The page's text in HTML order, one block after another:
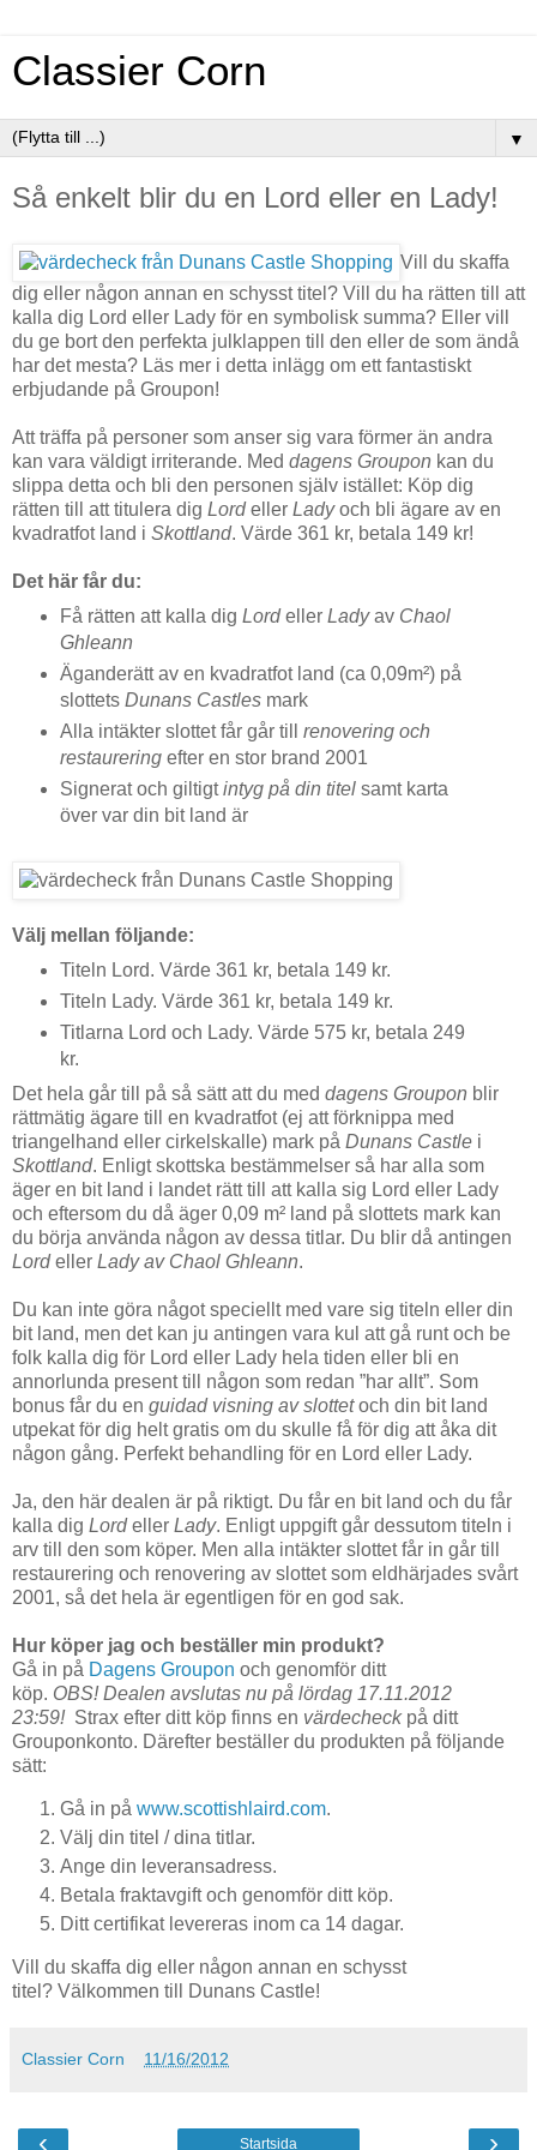
Classier Corn
▼
Så enkelt blir du en Lord eller en Lady!
Vill du skaffa
dig eller någon annan en schysst titel? Vill du ha rätten till att
kalla dig Lord eller Lady för en symbolisk summa? Eller vill
du ge bort den perfekta julklappen till den eller de som ändå
har det mesta? Läs mer i detta inlägg om ett fantastiskt
erbjudande på Groupon!
Att träffa på personer som anser sig vara förmer än andra
kan vara väldigt irriterande. Med dagens Groupon kan du
slippa detta och bli den personen själv istället: Köp dig
rätten till att titulera dig Lordeller Ladyoch bli ägare av en
kvadratfot land i Skottland. Värde 361 kr, betala 149 kr!
Det här får du:
Få rätten att kalla dig Lordeller Ladyav Chaol
Ghleann
Äganderätt av en kvadratfot land (ca 0,09m²) på
slottets Dunans Castlesmark
Alla intäkter slottet får går till renovering och
restaureringefter en stor brand 2001
Signerat och giltigtintyg på din titelsamt karta
över var din bit land är
Välj mellan följande:
Titeln Lord. Värde 361 kr, betala 149 kr.
Titeln Lady. Värde 361 kr, betala 149 kr.
Titlarna Lord och Lady. Värde 575 kr, betala 249
kr.
Det hela går till på så sätt att du med dagens Groupon blir
rättmätig ägare till en kvadratfot (ej att förknippa med
triangelhand eller cirkelskalle) mark på Dunans Castle i
Skottland. Enligt skottska bestämmelser så har alla som
äger en bit land i landet rätt till att kalla sig Lord eller Lady
och eftersom du då äger 0,09 m² land på slottets mark kan
du börja använda någon av dessa titlar. Du blir då antingen
Lordeller Lady av Chaol Ghleann.
Du kan inte göra något speciellt med vare sig titeln eller din
bit land, men det kan ju antingen vara kul att gå runt och be
folk kalla dig för Lord eller Lady hela tiden eller bli en
annorlunda present till någon som redan ”har allt”. Som
bonus får du en guidad visning av slottetoch din bit land
utpekat för dig helt gratis om du skulle få för dig att åka dit
någon gång. Perfekt behandling för en Lord eller Lady.
Ja, den här dealen är på riktigt. Du får en bit land och du får
kalla dig Lordeller Lady. Enligt uppgift går dessutom titeln i
arv till den som köper. Men alla intäkter slottet får in går till
restaurering och renovering av slottet som eldhärjades svårt
2001, så det hela är egentligen för en god sak.
Hur köper jag och beställer min produkt?
Gå in på Dagens Groupon och genomför ditt
köp. OBS! Dealen avslutas nu på lördag 17.11.2012
23:59!Strax efter ditt köp finns en värdecheckpå ditt
Grouponkonto. Därefter beställer du produkten på följande
sätt:
Gå in på www.scottishlaird.com.
Välj din titel / dina titlar.
Ange din leveransadress.
Betala fraktavgift och genomför ditt köp.
Ditt certifikat levereras inom ca 14 dagar.
Vill du skaffa dig eller någon annan en schysst
titel? Välkommen till Dunans Castle!
Classier Corn 11/16/2012
‹ ›
Startsida